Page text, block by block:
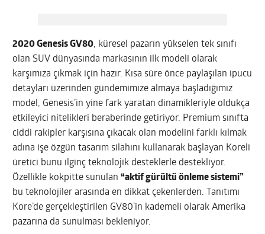
2020 Genesis GV80, küresel pazarın yükselen tek sınıfı
olan SUV dünyasında markasının ilk modeli olarak
karşımıza çıkmak için hazır. Kısa süre önce paylaşılan ipucu
detayları üzerinden gündemimize almaya başladığımız
model, Genesis’in yine fark yaratan dinamikleriyle oldukça
etkileyici nitelikleri beraberinde getiriyor. Premium sınıfta
ciddi rakipler karşısına çıkacak olan modelini farklı kılmak
adına işe özgün tasarım silahını kullanarak başlayan Koreli
üretici bunu ilginç teknolojik desteklerle destekliyor.
Özellikle kokpitte sunulan“aktif gürültü önleme sistemi”
bu teknolojiler arasında en dikkat çekenlerden. Tanıtımı
Kore’de gerçekleştirilen GV80’in kademeli olarak Amerika
pazarına da sunulması bekleniyor.